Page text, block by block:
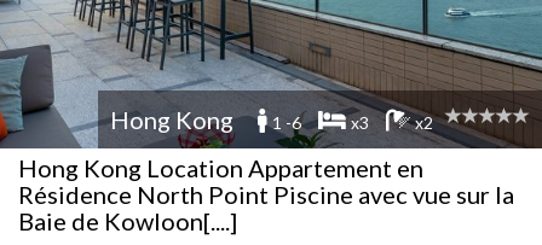
Hong Kong 1 -6 x3 x2
Hong Kong Location Appartement en
Résidence North Point Piscine avec vue sur la
Baie de Kowloon[....]